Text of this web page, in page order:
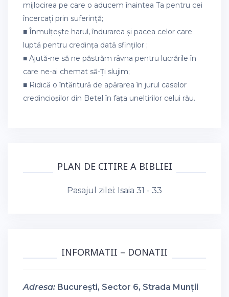
mijlocirea pe care o aducem înaintea Ta pentru cei
încercați prin suferință;
■ Înmulțește harul, îndurarea și pacea celor care
luptă pentru credința dată sfinților ;
■ Ajută-ne să ne păstrăm râvna pentru lucrările în
care ne-ai chemat să-Ți slujim;
■ Ridică o întăritură de apărarea în jurul caselor
credincioșilor din Betel în fața uneltirilor celui rău.
PLAN DE CITIRE A BIBLIEI
Pasajul zilei: Isaia 31 - 33
INFORMATII – DONATII
Adresa: București, Sector 6, Strada Munții